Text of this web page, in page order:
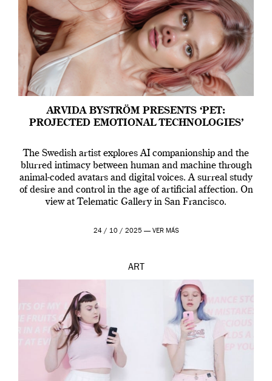
ARVIDA BYSTRÖM PRESENTS ‘PET:
PROJECTED EMOTIONAL TECHNOLOGIES’
The Swedish artist explores AI companionship and the
blurred intimacy between human and machine through
animal-coded avatars and digital voices. A surreal study
of desire and control in the age of artificial affection. On
view at Telematic Gallery in San Francisco.
24 / 10 / 2025 — VER MÁS
ART